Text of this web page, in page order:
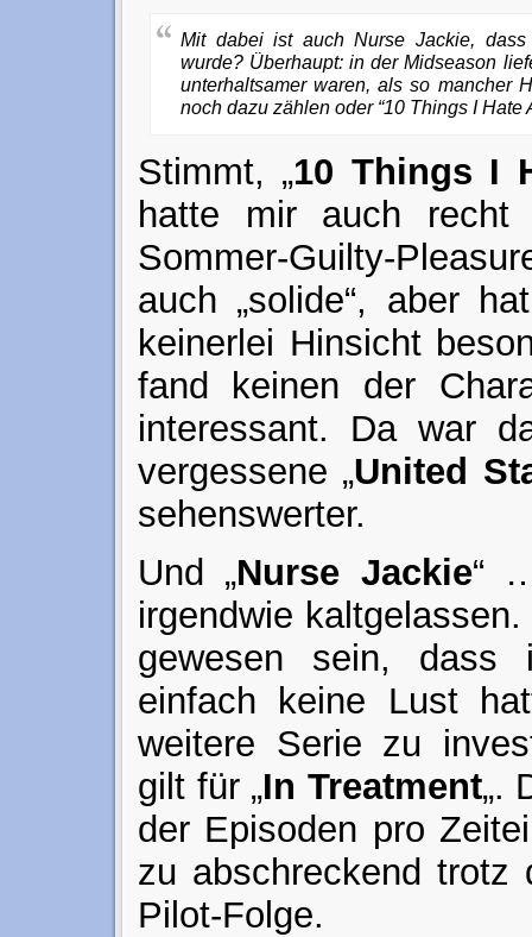
Mit dabei ist auch Nurse Jackie,
wurde? Überhaupt: in der Midseason
unterhaltsamer waren, als so mancher
noch dazu zählen oder “10 Things I Hate
Stimmt, „10 Things I
hatte mir auch recht
Sommer-Guilty-
auch „solide“, aber
keinerlei Hinsicht
fand keinen der
interessant. Da war
vergessene „United
sehenswerter.
Und „Nurse Jackie“
irgendwie
gewesen sein,
einfach keine Lust
weitere Serie zu
gilt für „In Treatment„.
der Episoden pro
zu abschreckend trotz
Pilot-Folge.